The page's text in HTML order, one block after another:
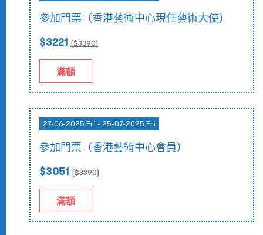
參加門票（香港藝術中心現任藝術大使）
$3221 ($3390)
滿額
27-06-2025 Fri - 25-07-2025 Fri
參加門票（香港藝術中心會員）
$3051 ($3390)
滿額